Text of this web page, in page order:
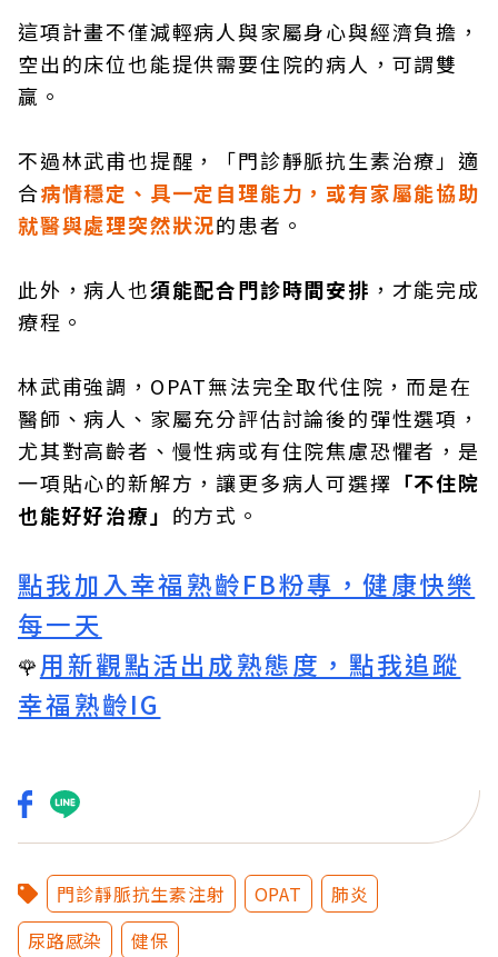
這項計畫不僅減輕病人與家屬身心與經濟負擔，
空出的床位也能提供需要住院的病人，可謂雙
贏。
不過林武甫也提醒，「門診靜脈抗生素治療」適
合病情穩定、具一定自理能力，或有家屬能協助
就醫與處理突然狀況的患者。
此外，病人也須能配合門診時間安排 ，才能完成
療程。
林武甫強調，OPAT無法完全取代住院，而是在
醫師、病人、家屬充分評估討論後的彈性選項，
尤其對高齡者、慢性病或有住院焦慮恐懼者，是
一項貼心的新解方，讓更多病人可選擇 「不住院
也能好好治療」 的方式。
點我加入幸福熟齡FB粉專，健康快樂
每一天
🌹用新觀點活出成熟態度，點我追蹤
幸福熟齡IG
門診靜脈抗生素注射 OPAT
肺炎
尿路感染
健保